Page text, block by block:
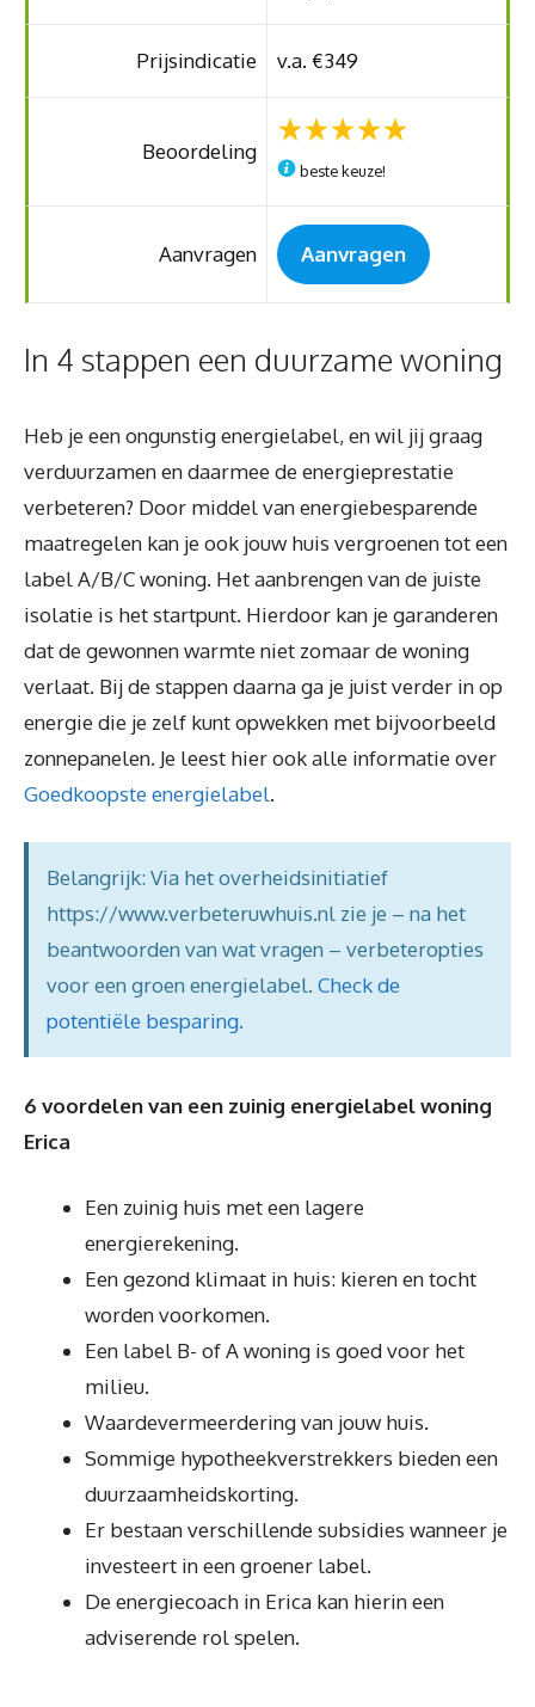
Prijsindicatie v.a. €349
Beoordeling
beste keuze!
Aanvragen Aanvragen
In 4 stappen een duurzame woning
Heb je een ongunstig energielabel, en wil jij graag
verduurzamen en daarmee de energieprestatie
verbeteren? Door middel van energiebesparende
maatregelen kan je ook jouw huis vergroenen tot een
label A/B/C woning. Het aanbrengen van de juiste
isolatie is het startpunt. Hierdoor kan je garanderen
dat de gewonnen warmte niet zomaar de woning
verlaat. Bij de stappen daarna ga je juist verder in op
energie die je zelf kunt opwekken met bijvoorbeeld
zonnepanelen. Je leest hier ook alle informatie over
Goedkoopste energielabel.
Belangrijk: Via het overheidsinitiatief
https://www.verbeteruwhuis.nl zie je – na het
beantwoorden van wat vragen – verbeteropties
voor een groen energielabel. Check de
potentiële besparing.
6 voordelen van een zuinig energielabel woning
Erica
Een zuinig huis met een lagere
energierekening.
Een gezond klimaat in huis: kieren en tocht
worden voorkomen.
Een label B- of A woning is goed voor het
milieu.
Waardevermeerdering van jouw huis.
Sommige hypotheekverstrekkers bieden een
duurzaamheidskorting.
Er bestaan verschillende subsidies wanneer je
investeert in een groener label.
De energiecoach in Erica kan hierin een
adviserende rol spelen.